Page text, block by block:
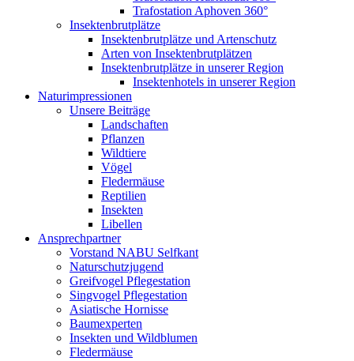
Trafostation Aphoven 360°
Insektenbrutplätze
Insektenbrutplätze und Artenschutz
Arten von Insektenbrutplätzen
Insektenbrutplätze in unserer Region
Insektenhotels in unserer Region
Naturimpressionen
Unsere Beiträge
Landschaften
Pflanzen
Wildtiere
Vögel
Fledermäuse
Reptilien
Insekten
Libellen
Ansprechpartner
Vorstand NABU Selfkant
Naturschutzjugend
Greifvogel Pflegestation
Singvogel Pflegestation
Asiatische Hornisse
Baumexperten
Insekten und Wildblumen
Fledermäuse